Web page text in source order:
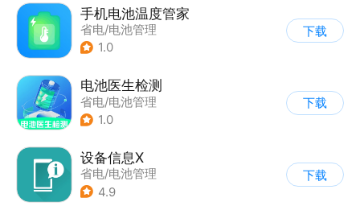
手机电池温度管家
省电/电池管理
1.0
下载
电池医生检测
省电/电池管理
1.0
下载
设备信息X
省电/电池管理
4.9
下载